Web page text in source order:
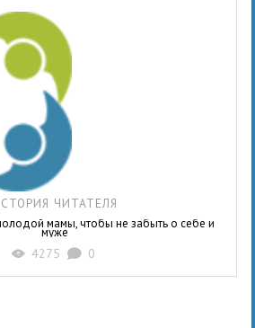
ЧИТАТЕЛЯ
мамы, чтобы не забыть о себе и
муже
X 4275 K 0